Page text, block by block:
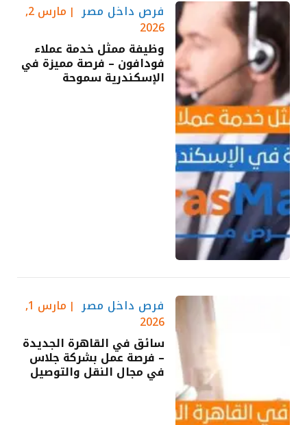
فرص داخل مصر مارس 2,
2026
وظيفة ممثل خدمة عملاء
فودافون – فرصة مميزة في
الإسكندرية سموحة
فرص داخل مصر مارس 1,
2026
سائق في القاهرة الجديدة
– فرصة عمل بشركة جلاس
في مجال النقل والتوصيل